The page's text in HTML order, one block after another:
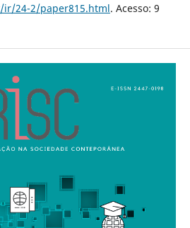
24-2/paper815.html. Acesso: 9